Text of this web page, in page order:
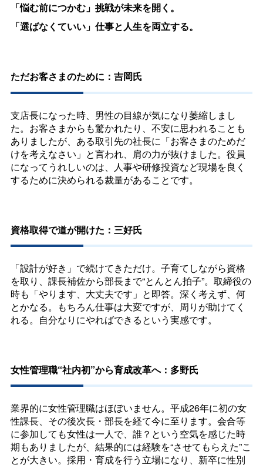
「悩む前につかむ」挑戦が未来を開く。
「選ばなくていい」仕事と人生を両立する。
ただお客さまのために：吉岡氏
支店長になった時、男性の目線が気になり萎縮しまし
た。お客さまからも驚かれたり、不安に思われることも
ありましたが、ある取引先の社長に「お客さまのためだ
けを考えなさい」と言われ、肩の力が抜けました。役員
になってうれしいのは、人事や研修投資など現場を良く
するために決められる裁量があることです。
資格取得で道が開けた：三好氏
「設計が好き」で続けてきただけ。子育てしながら資格
を取り、課長補佐から部長まで“とんとん拍子”。取締役の
時も「やります、大丈夫です」と即答。深く考えず、何
とかなる。もちろん仕事は大変ですが、周りが助けてく
れる。自分なりにやればできるという実感です。
女性管理職“社内初”から育成改革へ：多野氏
業界的に女性管理職はほぼいません。平成26年に初の女
性課長、その後次長・部長を経て今に至ります。会合等
に参加しても女性は一人で、誰？という空気を感じた時
期もありましたが、結果的には経験を“させてもらえた”こ
とが大きい。採用・育成を行う立場になり、新卒に性別